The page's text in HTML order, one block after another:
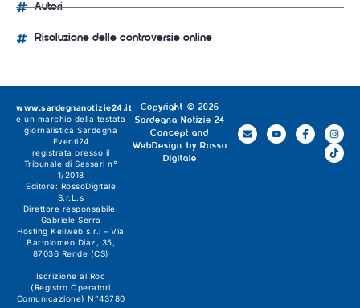
Autori
Risoluzione delle controversie online
Copyright © 2026
Sardegna Notizie 24
Concept and
WebDesign by Rosso
Digitale
www.sardegnanotizie24.it
è un marchio della testata
giornalistica Sardegna
Eventi24
registrata presso il
Tribunale di Sassari n°
1/2018
Editore: RossoDigitale
S.r.L.s
Direttore responsabile:
Gabriele Serra
Hosting Keliweb s.r.l – Via
Bartolomeo Diaz, 35,
87036 Rende (CS)
Iscrizione al Roc
(Registro Operatori
Comunicazione) N°43780